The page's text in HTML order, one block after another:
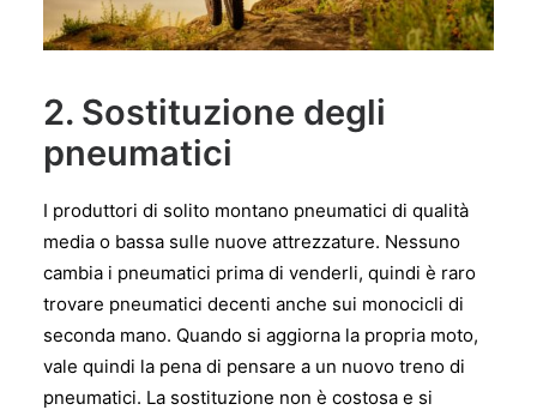
2. Sostituzione degli
pneumatici
I produttori di solito montano pneumatici di qualità
media o bassa sulle nuove attrezzature. Nessuno
cambia i pneumatici prima di venderli, quindi è raro
trovare pneumatici decenti anche sui monocicli di
seconda mano. Quando si aggiorna la propria moto,
vale quindi la pena di pensare a un nuovo treno di
pneumatici. La sostituzione non è costosa e si